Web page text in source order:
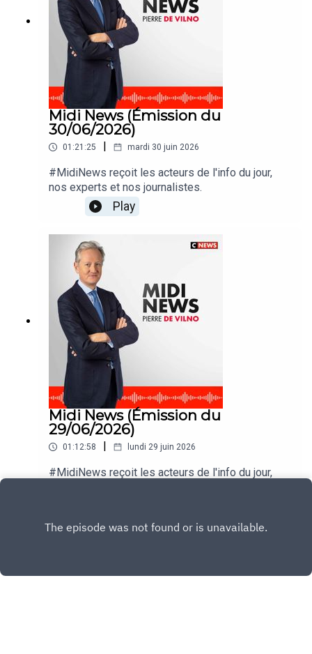
Midi News (Émission du
30/06/2026)
01:21:25 mardi 30 juin 2026
#MidiNews reçoit les acteurs de l'info du jour,
nos experts et nos journalistes.
Play
Midi News (Émission du
29/06/2026)
01:12:58 lundi 29 juin 2026
#MidiNews reçoit les acteurs de l'info du jour,